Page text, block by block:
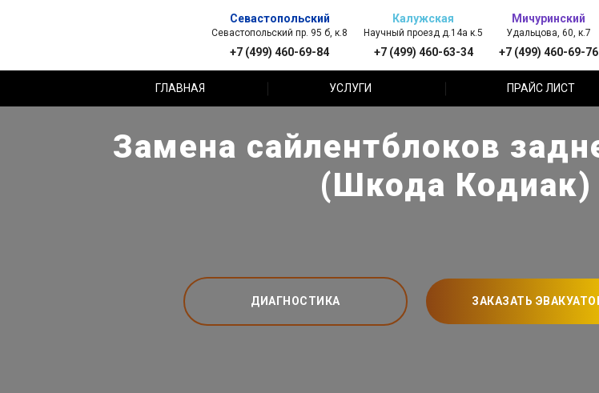
Севастопольский
Севастопольский пр. 95 б, к.8
+7 (499) 460-69-84
Калужская
Научный проезд д.14а к.5
+7 (499) 460-63-34
Мичуринский
Удальцова, 60, к.7
+7 (499) 460-69-76
ГЛАВНАЯ УСЛУГИ ПРАЙС ЛИСТ
Замена сайлентблоков
(Шкода Кодиак)
ДИАГНОСТИКА ЗАКАЗАТЬ